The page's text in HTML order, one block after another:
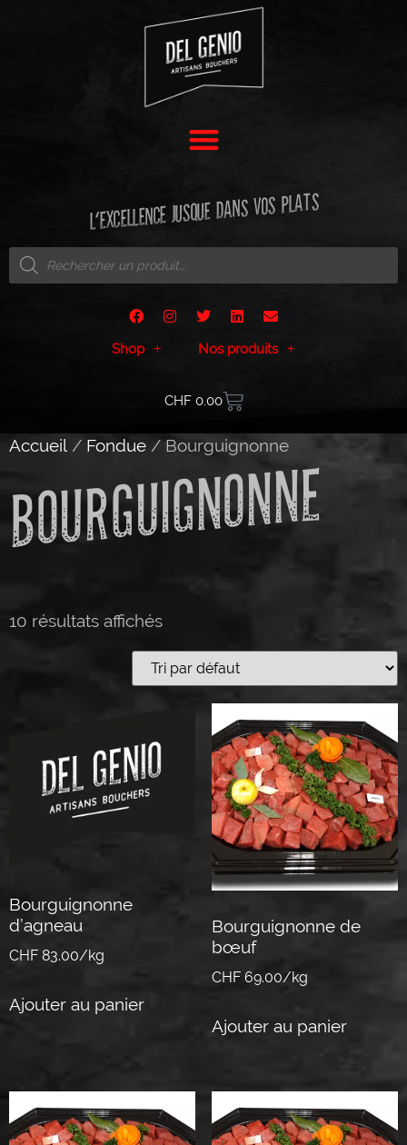
L'EXCELLENCE JUSQUE DANS VOS PLATS
Shop Nos produits
CHF0.00
Accueil / Fondue / Bourguignonne
BOURGUIGNONNE
10 résultats affichés
Bourguignonne
d’agneau
CHF 83.00/kg
Ajouter au panier
Bourguignonne de
bœuf
CHF 69.00/kg
Ajouter au panier